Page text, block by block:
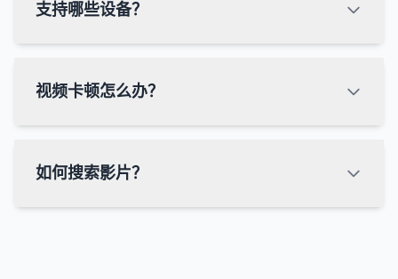
支持哪些设备？
视频卡顿怎么办？
如何搜索影片？